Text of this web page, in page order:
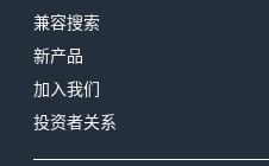
兼容搜索
新产品
加入我们
投资者关系